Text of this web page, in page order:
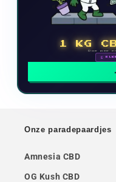
1 KG
Doe mee
🗓
Onze paradepaardjes
Amnesia CBD
OG Kush CBD